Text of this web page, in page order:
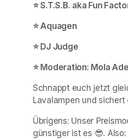
⭐️ S.T.S.B. aka Fun
⭐️ Aquagen
⭐️ DJ Judge
⭐️ Moderation: Mola
Schnappt euch jetzt
Lavalampen und
Übrigens: Unser
günstiger ist es 😎.